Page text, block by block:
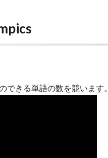
できる単語の数を競います。